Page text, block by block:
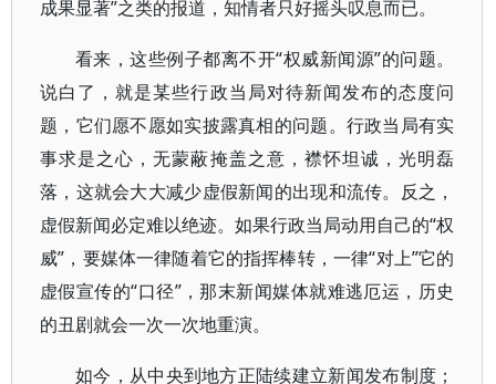
成果显著”之类的报道，知情者只好摇头叹息而已。
看来，这些例子都离不开“权威新闻源”的问题。
说白了，就是某些行政当局对待新闻发布的态度问
题，它们愿不愿如实披露真相的问题。行政当局有实
事求是之心，无蒙蔽掩盖之意，襟怀坦诚，光明磊
落，这就会大大减少虚假新闻的出现和流传。反之，
虚假新闻必定难以绝迹。如果行政当局动用自己的“权
威”，要媒体一律随着它的指挥棒转，一律“对上”它的
虚假宣传的“口径”，那末新闻媒体就难逃厄运，历史
的丑剧就会一次一次地重演。
如今，从中央到地方正陆续建立新闻发布制度；